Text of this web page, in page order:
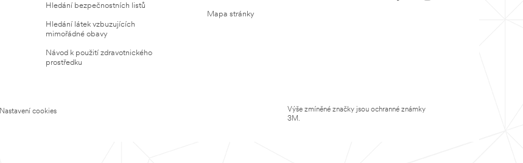
Hledání bezpečnostních listů
Hledání látek vzbuzujících
mimořádné obavy
Návod k použití zdravotnického
prostředku
Mapa stránky
Nastavení cookies
Výše zmíněné značky jsou ochranné známky
3M.